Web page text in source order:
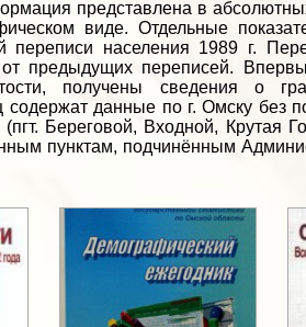
представлена в
виде. Отдельные
переписи населения 1989 г.
предыдущих переписей.
получены сведения о
содержат данные по г. Омску без
(пгт. Береговой, Входной, Крутая
пунктам, подчинённым